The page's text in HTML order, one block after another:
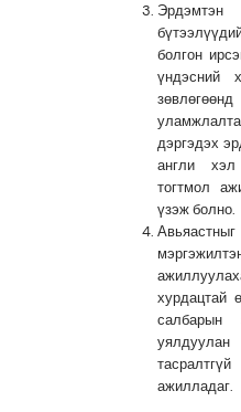
болгон
үндэсний
дэргэдэх
англи
тогтмол
үзэж болно.
хурдацтай
салбарын
ажилладаг.